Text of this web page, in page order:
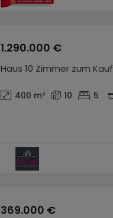
Haus 10 Zimmer zum Kauf
1.290.000 €
400 m² 10 5
369.000 €